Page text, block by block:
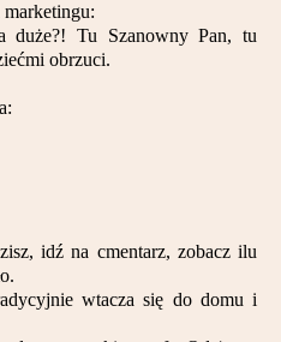
marketingu:
duże?! Tu Szanowny Pan, tu
obrzuci.
idź na cmentarz, zobacz ilu
wtacza się do domu i